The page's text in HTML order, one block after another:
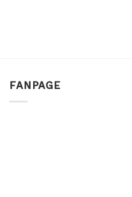
FANPAGE